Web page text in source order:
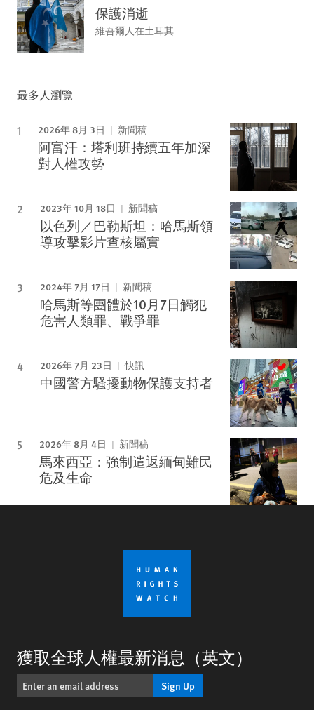
保護消逝
維吾爾人在土耳其
最多人瀏覽
2026年 8月 3日 新聞稿
阿富汗：塔利班持續五年加深
對人權攻勢
2023年 10月 18日 新聞稿
以色列／巴勒斯坦：哈馬斯領
導攻擊影片查核屬實
2024年 7月 17日 新聞稿
哈馬斯等團體於10月7日觸犯
危害人類罪、戰爭罪
2026年 7月 23日 快訊
中國警方騷擾動物保護支持者
2026年 8月 4日 新聞稿
馬來西亞：強制遣返緬甸難民
危及生命
獲取全球人權最新消息（英文）
Sign Up